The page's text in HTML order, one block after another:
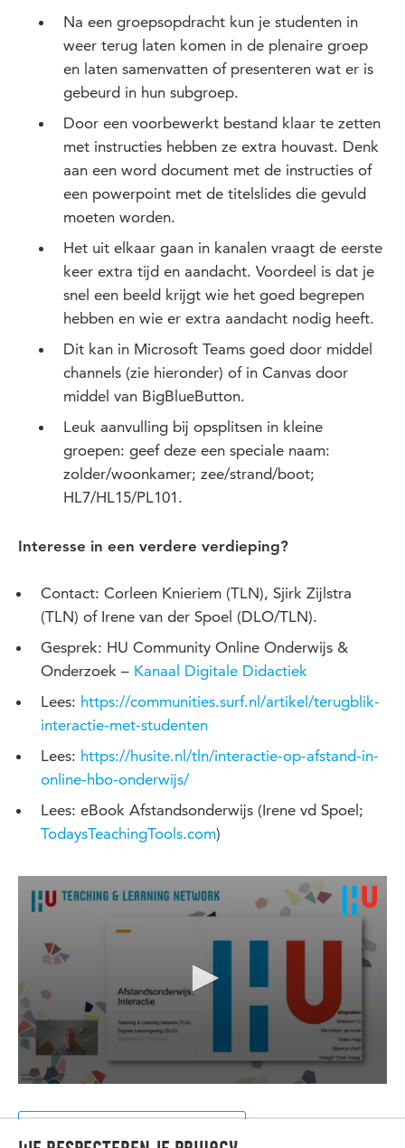
Na een groepsopdracht kun je studenten in
weer terug laten komen in de plenaire groep
en laten samenvatten of presenteren wat er is
gebeurd in hun subgroep.
Door een voorbewerkt bestand klaar te zetten
met instructies hebben ze extra houvast. Denk
aan een word document met de instructies of
een powerpoint met de titelslides die gevuld
moeten worden.
Het uit elkaar gaan in kanalen vraagt de eerste
keer extra tijd en aandacht. Voordeel is dat je
snel een beeld krijgt wie het goed begrepen
hebben en wie er extra aandacht nodig heeft.
Dit kan in Microsoft Teams goed door middel
channels (zie hieronder) of in Canvas door
middel van BigBlueButton.
Leuk aanvulling bij opsplitsen in kleine
groepen: geef deze een speciale naam:
zolder/woonkamer; zee/strand/boot;
HL7/HL15/PL101.
Interesse in een verdere verdieping?
Contact: Corleen Knieriem (TLN), Sjirk Zijlstra
(TLN) of Irene van der Spoel (DLO/TLN).
Gesprek: HU Community Online Onderwijs &
Onderzoek – Kanaal Digitale Didactiek
Lees: https://communities.surf.nl/artikel/terugblik-
interactie-met-studenten
Lees: https://husite.nl/tln/interactie-op-afstand-in-
online-hbo-onderwijs/
Lees: eBook Afstandsonderwijs (Irene vd Spoel;
TodaysTeachingTools.com)